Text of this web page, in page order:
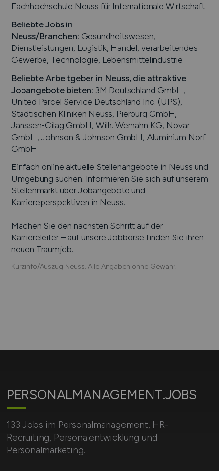
Fachhochschule Neuss für Internationale Wirtschaft
Beliebte Jobs in
Neuss/Branchen: Gesundheitswesen,
Dienstleistungen, Logistik, Handel, verarbeitendes
Gewerbe, Technologie, Lebensmittelindustrie
Beliebte Arbeitgeber in Neuss, die attraktive
Jobangebote bieten: 3M Deutschland GmbH,
United Parcel Service Deutschland Inc. (UPS),
Städtischen Kliniken Neuss, Pierburg GmbH,
Janssen-Cilag GmbH, Wilh. Werhahn KG, Novar
GmbH, Johnson & Johnson GmbH, Aluminium Norf
GmbH
Einfach online aktuelle Stellenangebote in Neuss und
Umgebung suchen. Informieren Sie sich auf unserem
Stellenmarkt über Jobangebote und
Karriereperspektiven in Neuss.
Machen Sie den nächsten Schritt auf der
Karriereleiter – auf unsere Jobbörse finden Sie ihren
neuen Traumjob.
Kurzinfo/Auszug Neuss. Alle Angaben ohne Gewähr.
PERSONALMANAGEMENT.JOBS
133 Jobs im Personalmanagement, HR-
Recruiting, Personalentwicklung und
Personalmarketing.